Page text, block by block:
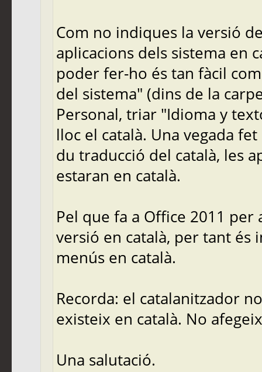
Com no indiques la versió
aplicacions dels sistema en
poder fer-ho és tan fàcil
del sistema" (dins de la
Personal, triar "Idioma y
lloc el català. Una vegada
du traducció del català, les
estaran en català.
Pel que fa a Office 2011
versió en català, per tant és
menús en català.
Recorda: el catalanitzador
existeix en català. No
Una salutació.